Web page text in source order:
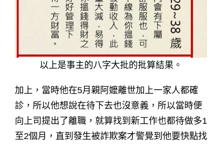
以上是事主的八字大批的批算結果。
加上，當時他在5月親阿嬤離世加上一家人都確
診，所以他想說在待下去也沒意義，所以當時便
向上司提出了離職，就算找到新工作也都待做多1
至2個月，直到發生被詐欺案才警覺到他要快點找